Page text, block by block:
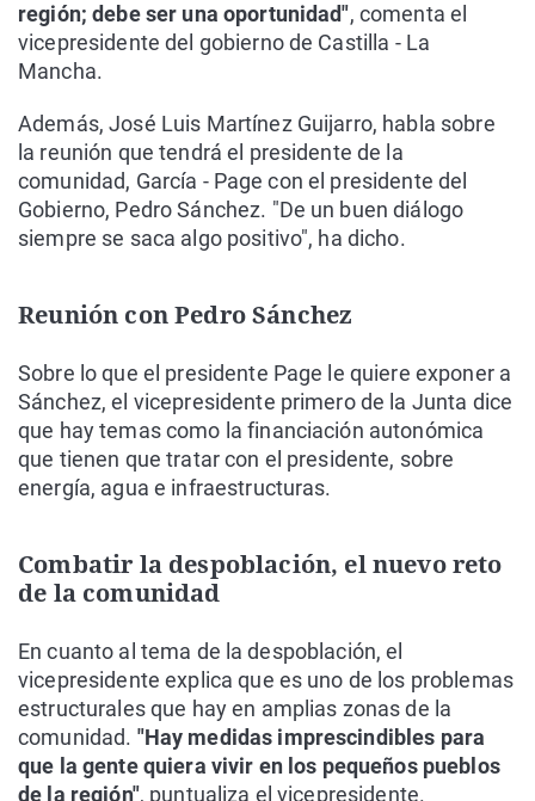
región; debe ser una oportunidad", comenta el
vicepresidente del gobierno de Castilla - La
Mancha.
Además, José Luis Martínez Guijarro, habla sobre
la reunión que tendrá el presidente de la
comunidad, García - Page con el presidente del
Gobierno, Pedro Sánchez. "De un buen diálogo
siempre se saca algo positivo", ha dicho.
Reunión con Pedro Sánchez
Sobre lo que el presidente Page le quiere exponer a
Sánchez, el vicepresidente primero de la Junta dice
que hay temas como la financiación autonómica
que tienen que tratar con el presidente, sobre
energía, agua e infraestructuras.
Combatir la despoblación, el nuevo reto
de la comunidad
En cuanto al tema de la despoblación, el
vicepresidente explica que es uno de los problemas
estructurales que hay en amplias zonas de la
comunidad. "Hay medidas imprescindibles para
que la gente quiera vivir en los pequeños pueblos
de la región", puntualiza el vicepresidente.